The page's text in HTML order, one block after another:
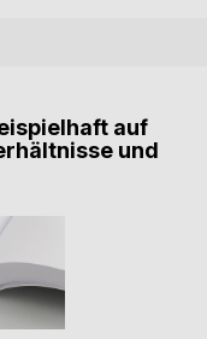
auf
und